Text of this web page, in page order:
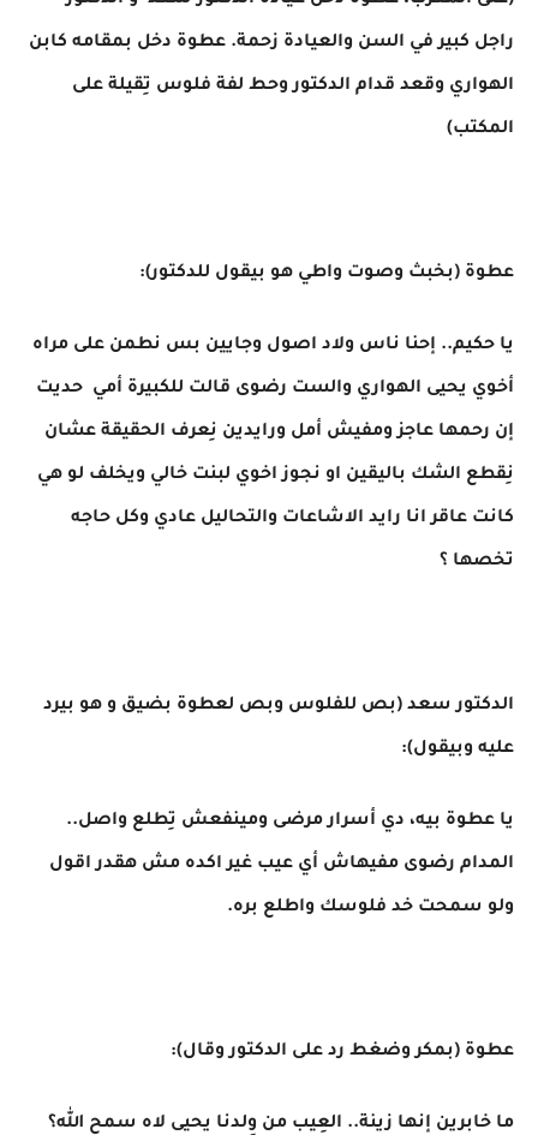
راجل كبير في السن والعيادة زحمة. عطوة دخل بمقامه كابن
الهواري وقعد قدام الدكتور وحط لفة فلوس تِقيلة على
المكتب)
عطوة (بخبث وصوت واطي هو بيقول للدكتور):
يا حكيم.. إحنا ناس ولاد اصول وجايين بس نطمن على مراه
أخوي يحيى الهواري والست رضوى قالت للكبيرة أمي حديت
إن رحمها عاجز ومفيش أمل ورايدين نِعرف الحقيقة عشان
نِقطع الشك باليقين او نجوز اخوي لبنت خالي ويخلف لو هي
كانت عاقر انا رايد الاشاعات والتحاليل عادي وكل حاجه
تخصها ؟
الدكتور سعد (بص للفلوس وبص لعطوة بضيق و هو بيرد
عليه وبيقول):
يا عطوة بيه، دي أسرار مرضى ومينفعش تِطلع واصل..
المدام رضوى مفيهاش أي عيب غير اكده مش هقدر اقول
ولو سمحت خد فلوسك واطلع بره.
عطوة (بمكر وضغط رد على الدكتور وقال):
ما خابرين إنها زينة.. العِيب من وِلدنا يحيى لاه سمح الله؟